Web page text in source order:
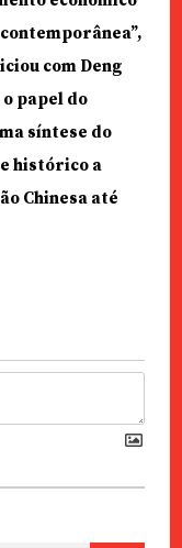
com Deng
papel do
síntese do
histórico a
Chinesa até